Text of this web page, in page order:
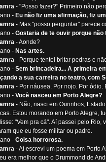
- "Posso fazer?" Primeiro não
- Eu não fiz uma afirmação, fiz
- Mas "posso perguntar" parece
- Gostaria de te ouvir porque
- Aonde?
- Nas artes.
- Porque tentei britar pedras e
- Sem brincadeira... A primeira
a sua carreira no teatro, com
- Por náusea. Por nojo. Por ódio.
- Você nasceu em Porto Alegre?
- Não, nasci em Ourinhos,
Estou morando em Porto Alegre,
"Vem pra cá". Aí passei pelo
que eu fosse militar ou padre.
- Coisa horrorosa.
- Aí escrevi um poema em Porto
era melhor que o Drummond de